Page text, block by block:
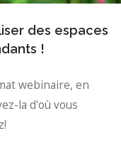
des espaces
!
webinaire, en
la d'où vous